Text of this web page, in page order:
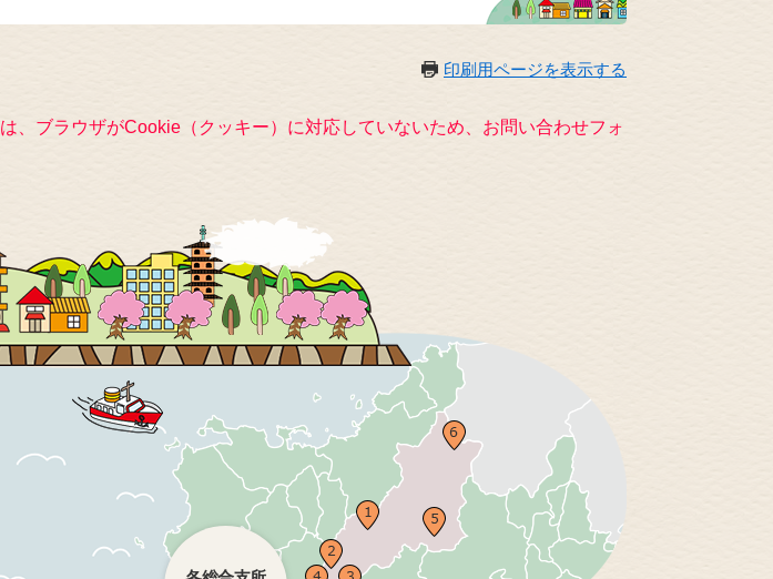
印刷用ページを表示する
ブラウザがCookie（クッキー）に対応していないため、お問い合わせフォ